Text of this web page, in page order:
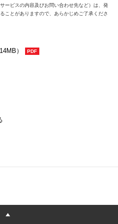
ービスの内容及びお問い合わせ先など）は、発
ことがありますので、あらかじめご了承くださ
）